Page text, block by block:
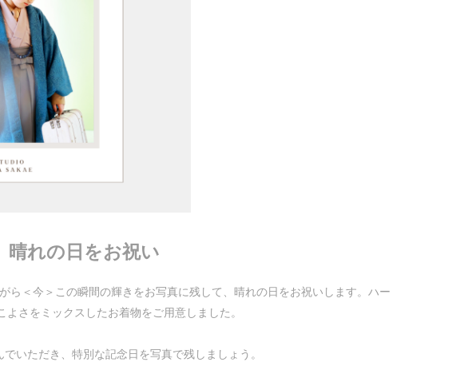
晴れの日をお祝い
＜今＞この瞬間の輝きをお写真に残して、晴れの日をお祝いします。ハー
さをミックスしたお着物をご用意しました。
いただき、特別な記念日を写真で残しましょう。